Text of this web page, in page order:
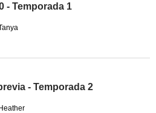
- Temporada 1
- Temporada 2